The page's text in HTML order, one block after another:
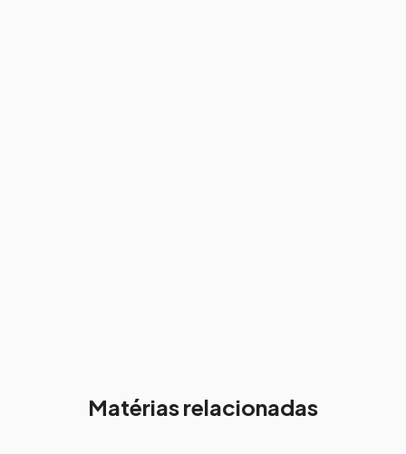
Matérias relacionadas